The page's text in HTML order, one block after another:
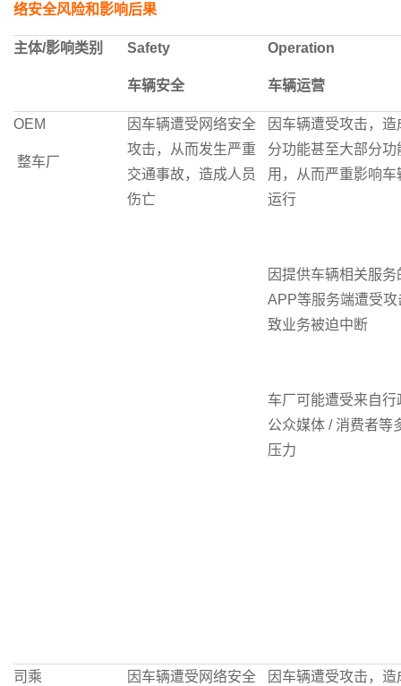
络安全风险和影响后果
主体/影响类别 Safety
车辆安全
Operation
车辆运营
OEM
整车厂
因车辆遭受网络安全
攻击，从而发生严重
交通事故，造成人员
伤亡
因车辆遭受攻击，造
分功能甚至大部分功
用，从而严重影响车
运行
因提供车辆相关服务
APP等服务端遭受攻
致业务被迫中断
车厂可能遭受来自行
公众媒体 / 消费者等
压力
司乘
因车辆遭受网络安全
因车辆遭受攻击，造